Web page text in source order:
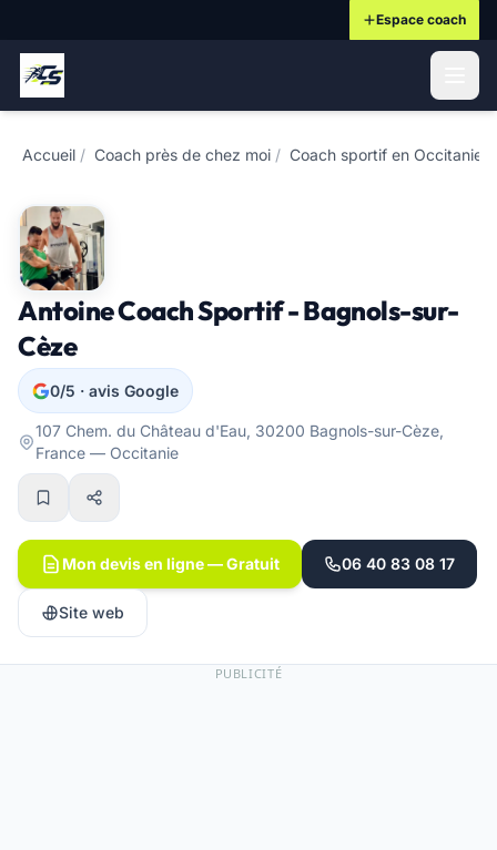
Espace coach
Accueil / Coach près de chez moi / Coach sportif en Occitanie
Antoine Coach Sportif - Bagnols-sur-
Cèze
0/5 · avis Google
107 Chem. du Château d'Eau, 30200 Bagnols-sur-Cèze,
France — Occitanie
Mon devis en ligne — Gratuit 06 40 83 08 17
Site web
PUBLICITÉ